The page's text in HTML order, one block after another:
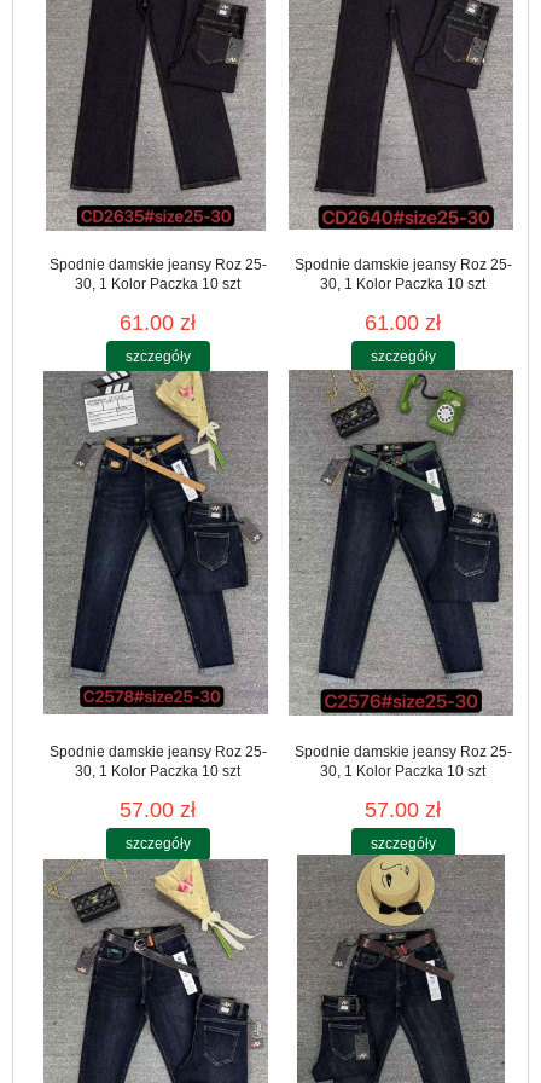
Spodnie damskie jeansy Roz 25-
30, 1 Kolor Paczka 10 szt
61.00 zł
szczegóły
Spodnie damskie jeansy Roz 25-
30, 1 Kolor Paczka 10 szt
61.00 zł
szczegóły
Spodnie damskie jeansy Roz 25-
30, 1 Kolor Paczka 10 szt
57.00 zł
szczegóły
Spodnie damskie jeansy Roz 25-
30, 1 Kolor Paczka 10 szt
57.00 zł
szczegóły